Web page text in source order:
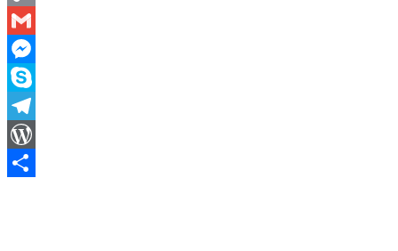
Copy
Link
Gmail
Messenger
Skype
Telegram
WordPress